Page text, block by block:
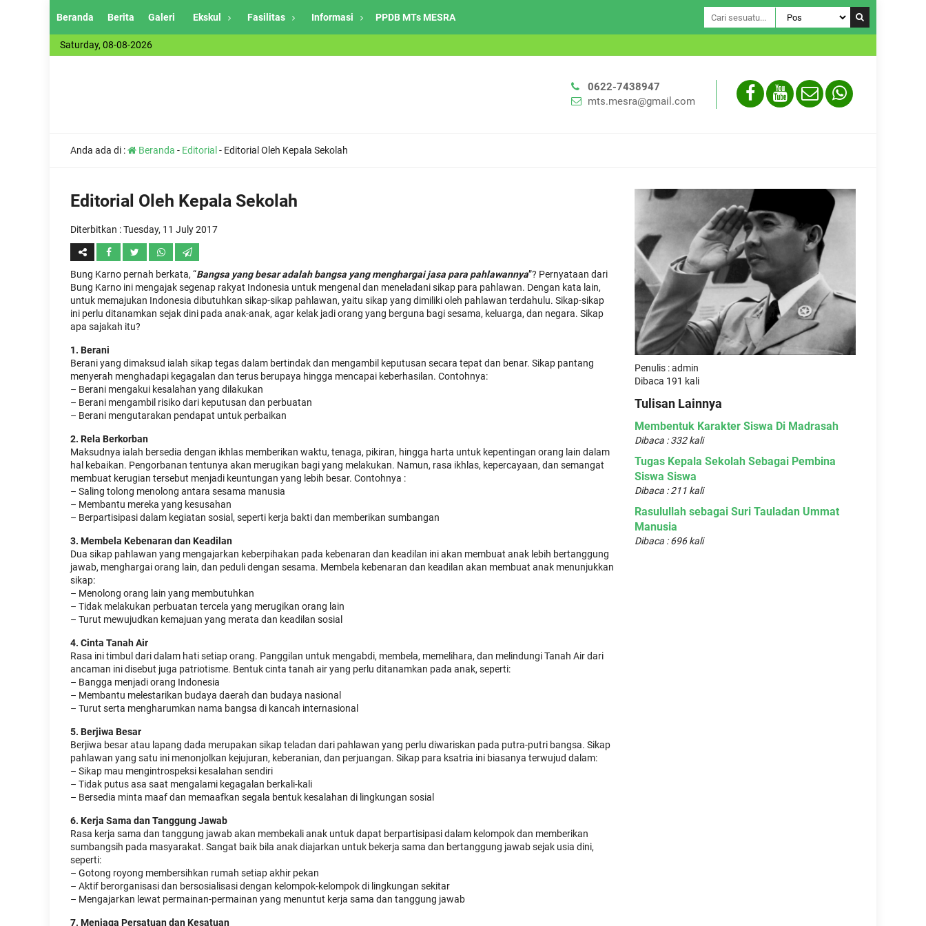
Beranda Berita Galeri Ekskul Fasilitas Informasi PPDB MTs MESRA
Saturday, 08-08-2026
0622-7438947
mts.mesra@gmail.com
Anda ada di : Beranda - Editorial - Editorial Oleh Kepala Sekolah
Editorial Oleh Kepala Sekolah
Diterbitkan :Tuesday, 11 July 2017
Bung Karno pernah berkata, “Bangsa yang besar adalah bangsa yang menghargai jasa para pahlawannya”? Pernyataan dari
Bung Karno ini mengajak segenap rakyat Indonesia untuk mengenal dan meneladani sikap para pahlawan. Dengan kata lain,
untuk memajukan Indonesia dibutuhkan sikap-sikap pahlawan, yaitu sikap yang dimiliki oleh pahlawan terdahulu. Sikap-sikap
ini perlu ditanamkan sejak dini pada anak-anak, agar kelak jadi orang yang berguna bagi sesama, keluarga, dan negara. Sikap
apa sajakah itu?
1. Berani
Berani yang dimaksud ialah sikap tegas dalam bertindak dan mengambil keputusan secara tepat dan benar. Sikap pantang
menyerah menghadapi kegagalan dan terus berupaya hingga mencapai keberhasilan. Contohnya:
– Berani mengakui kesalahan yang dilakukan
– Berani mengambil risiko dari keputusan dan perbuatan
– Berani mengutarakan pendapat untuk perbaikan
2. Rela Berkorban
Maksudnya ialah bersedia dengan ikhlas memberikan waktu, tenaga, pikiran, hingga harta untuk kepentingan orang lain dalam
hal kebaikan. Pengorbanan tentunya akan merugikan bagi yang melakukan. Namun, rasa ikhlas, kepercayaan, dan semangat
membuat kerugian tersebut menjadi keuntungan yang lebih besar. Contohnya :
– Saling tolong menolong antara sesama manusia
– Membantu mereka yang kesusahan
– Berpartisipasi dalam kegiatan sosial, seperti kerja bakti dan memberikan sumbangan
3. Membela Kebenaran dan Keadilan
Dua sikap pahlawan yang mengajarkan keberpihakan pada kebenaran dan keadilan ini akan membuat anak lebih bertanggung
jawab, menghargai orang lain, dan peduli dengan sesama. Membela kebenaran dan keadilan akan membuat anak menunjukkan
sikap:
– Menolong orang lain yang membutuhkan
– Tidak melakukan perbuatan tercela yang merugikan orang lain
– Turut mewujudkan kemajuan yang merata dan keadilan sosial
4. Cinta Tanah Air
Rasa ini timbul dari dalam hati setiap orang. Panggilan untuk mengabdi, membela, memelihara, dan melindungi Tanah Air dari
ancaman ini disebut juga patriotisme. Bentuk cinta tanah air yang perlu ditanamkan pada anak, seperti:
– Bangga menjadi orang Indonesia
– Membantu melestarikan budaya daerah dan budaya nasional
– Turut serta mengharumkan nama bangsa di kancah internasional
5. Berjiwa Besar
Berjiwa besar atau lapang dada merupakan sikap teladan dari pahlawan yang perlu diwariskan pada putra-putri bangsa. Sikap
pahlawan yang satu ini menonjolkan kejujuran, keberanian, dan perjuangan. Sikap para ksatria ini biasanya terwujud dalam:
– Sikap mau mengintrospeksi kesalahan sendiri
– Tidak putus asa saat mengalami kegagalan berkali-kali
– Bersedia minta maaf dan memaafkan segala bentuk kesalahan di lingkungan sosial
6. Kerja Sama dan Tanggung Jawab
Rasa kerja sama dan tanggung jawab akan membekali anak untuk dapat berpartisipasi dalam kelompok dan memberikan
sumbangsih pada masyarakat. Sangat baik bila anak diajarkan untuk bekerja sama dan bertanggung jawab sejak usia dini,
seperti:
– Gotong royong membersihkan rumah setiap akhir pekan
– Aktif berorganisasi dan bersosialisasi dengan kelompok-kelompok di lingkungan sekitar
– Mengajarkan lewat permainan-permainan yang menuntut kerja sama dan tanggung jawab
7. Menjaga Persatuan dan Kesatuan
Penulis : admin
Dibaca 191 kali
Tulisan Lainnya
Membentuk Karakter Siswa Di Madrasah
Dibaca : 332 kali
Tugas Kepala Sekolah Sebagai Pembina
Siswa Siswa
Dibaca : 211 kali
Rasulullah sebagai Suri Tauladan Ummat
Manusia
Dibaca : 696 kali